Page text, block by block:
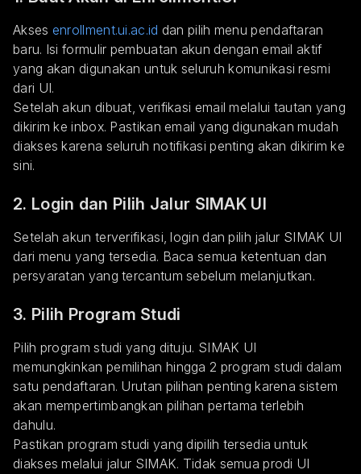
Akses enrollment.ui.ac.id dan pilih menu pendaftaran
baru. Isi formulir pembuatan akun dengan email aktif
yang akan digunakan untuk seluruh komunikasi resmi
dari UI.
Setelah akun dibuat, verifikasi email melalui tautan yang
dikirim ke inbox. Pastikan email yang digunakan mudah
diakses karena seluruh notifikasi penting akan dikirim ke
sini.
2. Login dan Pilih Jalur SIMAK UI
Setelah akun terverifikasi, login dan pilih jalur SIMAK UI
dari menu yang tersedia. Baca semua ketentuan dan
persyaratan yang tercantum sebelum melanjutkan.
3. Pilih Program Studi
Pilih program studi yang dituju. SIMAK UI
memungkinkan pemilihan hingga 2 program studi dalam
satu pendaftaran. Urutan pilihan penting karena sistem
akan mempertimbangkan pilihan pertama terlebih
dahulu.
Pastikan program studi yang dipilih tersedia untuk
diakses melalui jalur SIMAK. Tidak semua prodi UI